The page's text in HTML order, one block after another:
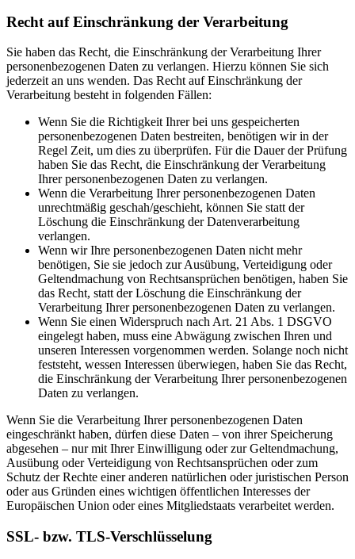
Recht auf Einschränkung der Verarbeitung
Sie haben das Recht, die Einschränkung der Verarbeitung Ihrer
personenbezogenen Daten zu verlangen. Hierzu können Sie sich
jederzeit an uns wenden. Das Recht auf Einschränkung der
Verarbeitung besteht in folgenden Fällen:
Wenn Sie die Richtigkeit Ihrer bei uns gespeicherten
personenbezogenen Daten bestreiten, benötigen wir in der
Regel Zeit, um dies zu überprüfen. Für die Dauer der Prüfung
haben Sie das Recht, die Einschränkung der Verarbeitung
Ihrer personenbezogenen Daten zu verlangen.
Wenn die Verarbeitung Ihrer personenbezogenen Daten
unrechtmäßig geschah/geschieht, können Sie statt der
Löschung die Einschränkung der Datenverarbeitung
verlangen.
Wenn wir Ihre personenbezogenen Daten nicht mehr
benötigen, Sie sie jedoch zur Ausübung, Verteidigung oder
Geltendmachung von Rechtsansprüchen benötigen, haben Sie
das Recht, statt der Löschung die Einschränkung der
Verarbeitung Ihrer personenbezogenen Daten zu verlangen.
Wenn Sie einen Widerspruch nach Art. 21 Abs. 1 DSGVO
eingelegt haben, muss eine Abwägung zwischen Ihren und
unseren Interessen vorgenommen werden. Solange noch nicht
feststeht, wessen Interessen überwiegen, haben Sie das Recht,
die Einschränkung der Verarbeitung Ihrer personenbezogenen
Daten zu verlangen.
Wenn Sie die Verarbeitung Ihrer personenbezogenen Daten
eingeschränkt haben, dürfen diese Daten – von ihrer Speicherung
abgesehen – nur mit Ihrer Einwilligung oder zur Geltendmachung,
Ausübung oder Verteidigung von Rechtsansprüchen oder zum
Schutz der Rechte einer anderen natürlichen oder juristischen Person
oder aus Gründen eines wichtigen öffentlichen Interesses der
Europäischen Union oder eines Mitgliedstaats verarbeitet werden.
SSL- bzw. TLS-Verschlüsselung